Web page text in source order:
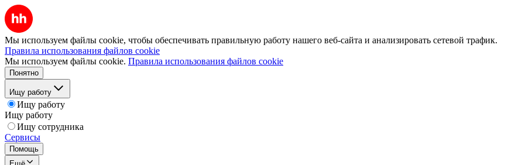
Мы используем файлы cookie, чтобы обеспечивать правильную работу нашего веб-сайта и анализировать сетевой трафик.
Правила использования файлов cookie
Мы используем файлы cookie. Правила использования файлов cookie
Понятно
Ищу работу
Ищу работу
Ищу работу
Ищу сотрудника
Сервисы
Помощь